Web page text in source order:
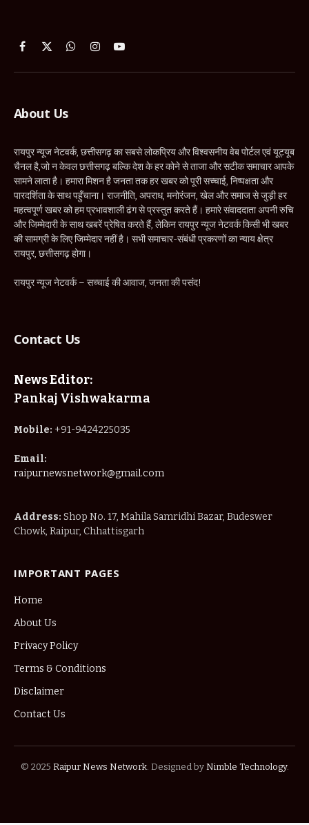
Facebook
X
WhatsApp
InstagramYouTube
About Us
रायपुर न्यूज नेटवर्क, छत्तीसगढ़ का सबसे लोकप्रिय और विश्वसनीय वेब पोर्टल एवं यूट्यूब
चैनल है,जो न केवल छत्तीसगढ़ बल्कि देश के हर कोने से ताजा और सटीक समाचार आपके
सामने लाता है। हमारा मिशन है जनता तक हर खबर को पूरी सच्चाई, निष्पक्षता और
पारदर्शिता के साथ पहुँचाना। राजनीति, अपराध, मनोरंजन, खेल और समाज से जुड़ी हर
महत्वपूर्ण खबर को हम प्रभावशाली ढंग से प्रस्तुत करते हैं। हमारे संवाददाता अपनी रुचि
और जिम्मेदारी के साथ खबरें प्रेषित करते हैं, लेकिन रायपुर न्यूज नेटवर्क किसी भी खबर
की सामग्री के लिए जिम्मेदार नहीं है। सभी समाचार-संबंधी प्रकरणों का न्याय क्षेत्र
रायपुर, छत्तीसगढ़ होगा।
रायपुर न्यूज नेटवर्क – सच्चाई की आवाज, जनता की पसंद!
Contact Us
News Editor:
Pankaj Vishwakarma
Mobile: +91-9424225035
Email:
raipurnewsnetwork@gmail.com
Address: Shop No. 17, Mahila Samridhi Bazar, Budeswer
Chowk, Raipur, Chhattisgarh
IMPORTANT PAGES
Home
About Us
Privacy Policy
Terms & Conditions
Disclaimer
Contact Us
© 2025 Raipur News Network. Designed by Nimble Technology.